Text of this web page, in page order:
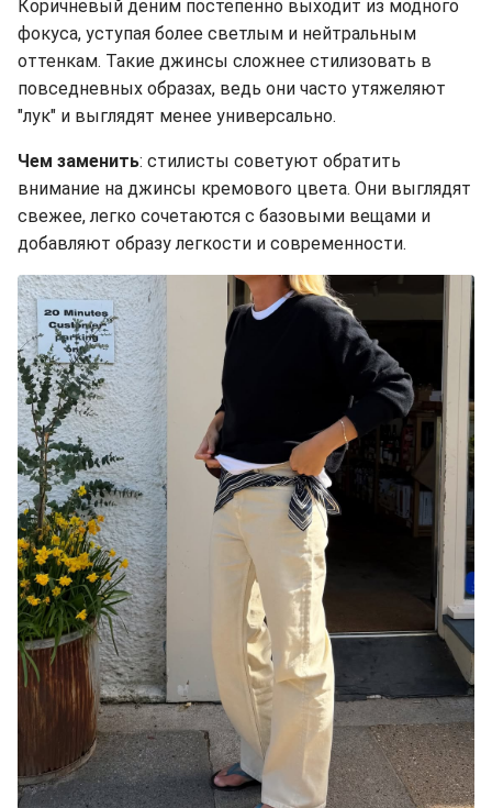
Коричневый деним постепенно выходит из модного
фокуса, уступая более светлым и нейтральным
оттенкам. Такие джинсы сложнее стилизовать в
повседневных образах, ведь они часто утяжеляют
"лук" и выглядят менее универсально.
Чем заменить: стилисты советуют обратить
внимание на джинсы кремового цвета. Они выглядят
свежее, легко сочетаются с базовыми вещами и
добавляют образу легкости и современности.